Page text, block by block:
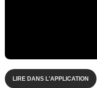
LIRE DANS L'APPLICATION